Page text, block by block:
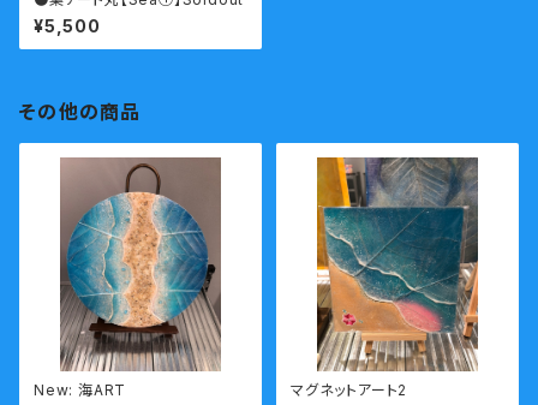
¥5,500
その他の商品
New: 海ART マグネットアート2